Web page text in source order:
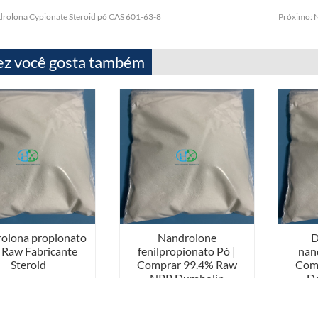
Cypionate Steroid pó CAS 601-63-8 Próximo:
você gosta também
propionato
Fabricante
Steroid
Nandrolone
fenilpropionato Pó |
Comprar 99.4% Raw
NPP Durabolin